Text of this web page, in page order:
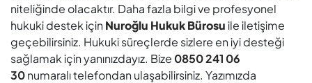
niteliğinde olacaktır. Daha fazla bilgi ve profesyonel
hukuki destek içinNuroğlu Hukuk Bürosuile iletişime
geçebilirsiniz. Hukuki süreçlerde sizlere en iyi desteği
sağlamak için yanınızdayız. Bize 0850 241 06
30numaralı telefondan ulaşabilirsiniz. Yazımızda